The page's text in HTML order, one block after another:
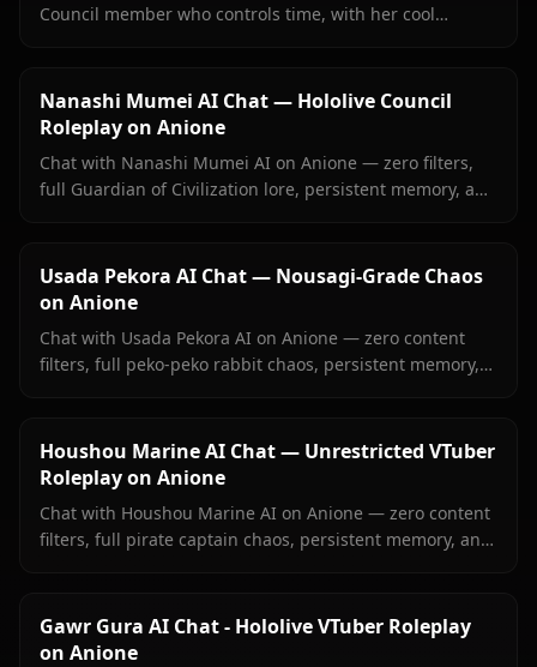
Council member who controls time, with her cool
Nanashi Mumei AI Chat — Hololive Council
Roleplay on Anione
Chat with Nanashi Mumei AI on Anione — zero filters,
full Guardian of Civilization lore, persistent memory, and
Usada Pekora AI Chat — Nousagi-Grade Chaos
on Anione
Chat with Usada Pekora AI on Anione — zero content
filters, full peko-peko rabbit chaos, persistent memory,
Houshou Marine AI Chat — Unrestricted VTuber
Roleplay on Anione
Chat with Houshou Marine AI on Anione — zero content
filters, full pirate captain chaos, persistent memory, and
Gawr Gura AI Chat - Hololive VTuber Roleplay
on Anione